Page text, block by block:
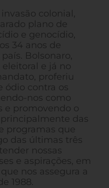
colonial,
plano de
e genocídio,
34 anos de
Bolsonaro,
e já no
proferiu
ódio contra os
nos como
e promovendo o
das
programas que
das últimas três
nossas
e aspirações, em
nos assegura a
1988.